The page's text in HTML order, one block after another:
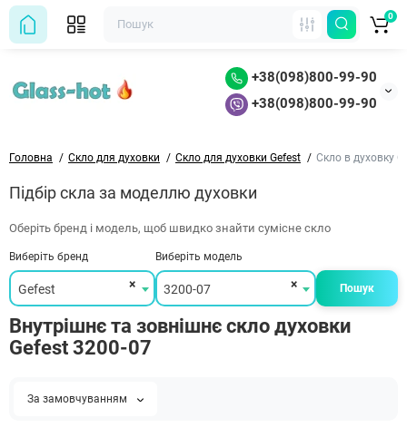
+38(098)800-99-90
+38(098)800-99-90
0
Головна Скло для духовки Скло для духовки Gefest Скло в духовку
Підбір скла за моделлю духовки
Оберіть бренд і модель, щоб швидко знайти сумісне скло
Виберіть бренд
×
Gefest
Виберіть модель
×
3200-07 Пошук
Внутрішнє та зовнішнє скло духовки
Gefest 3200-07
За замовчуванням